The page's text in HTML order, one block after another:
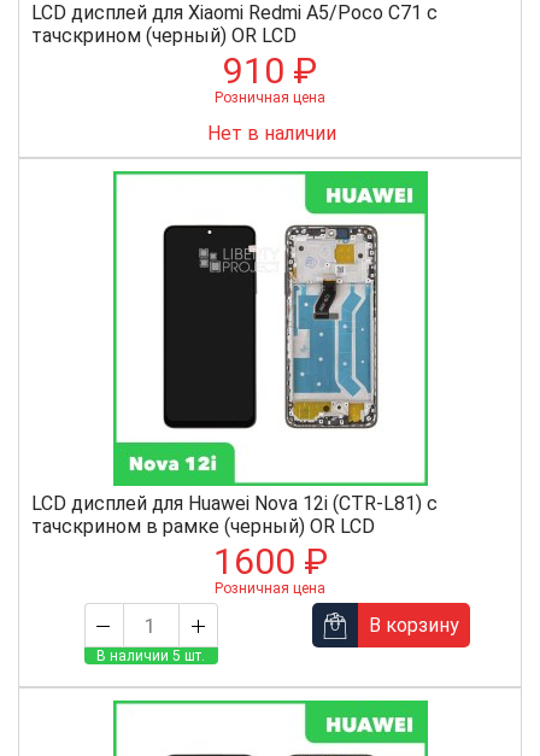
LCD дисплей для Xiaomi Redmi A5/Poco C71 с
тачскрином (черный) OR LCD
910 ₽
Розничная цена
Нет в наличии
LCD дисплей для Huawei Nova 12i (CTR-L81) с
тачскрином в рамке (черный) OR LCD
1600 ₽
Розничная цена
В наличии 5 шт.
В корзину